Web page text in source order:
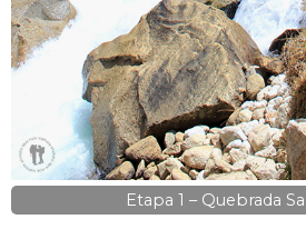
Etapa 1 – Quebrada